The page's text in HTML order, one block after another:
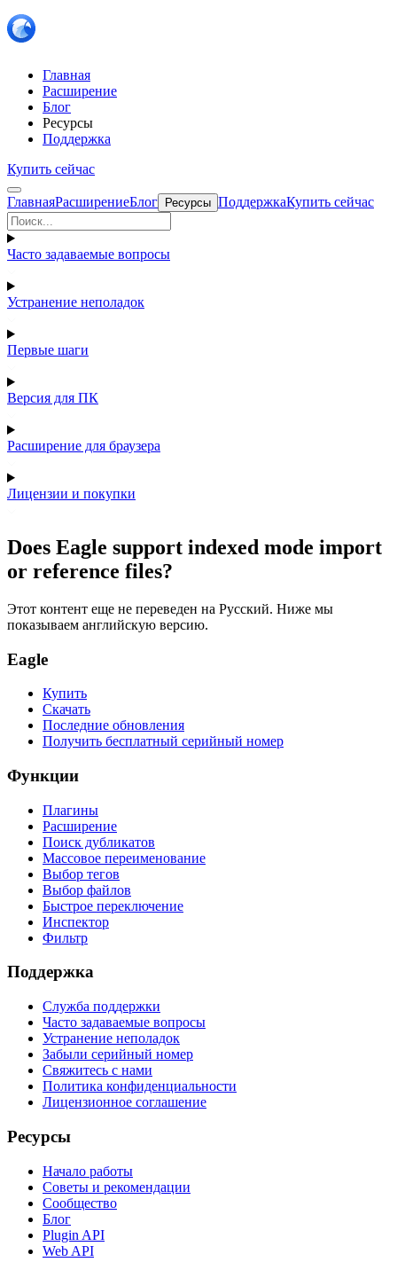
Главная
Расширение
Блог
Ресурсы
Поддержка
Купить сейчас
ГлавнаяРасширениеБлог Ресурсы ПоддержкаКупить сейчас
Часто задаваемые вопросы
Устранение неполадок
Первые шаги
Версия для ПК
Расширение для браузера
Лицензии и покупки
Does Eagle support indexed mode import
or reference files?
Этот контент еще не переведен на Русский. Ниже мы
показываем английскую версию.
Eagle
Купить
Скачать
Последние обновления
Получить бесплатный серийный номер
Функции
Плагины
Расширение
Поиск дубликатов
Массовое переименование
Выбор тегов
Выбор файлов
Быстрое переключение
Инспектор
Фильтр
Поддержка
Служба поддержки
Часто задаваемые вопросы
Устранение неполадок
Забыли серийный номер
Свяжитесь с нами
Политика конфиденциальности
Лицензионное соглашение
Ресурсы
Начало работы
Советы и рекомендации
Сообщество
Блог
Plugin API
Web API